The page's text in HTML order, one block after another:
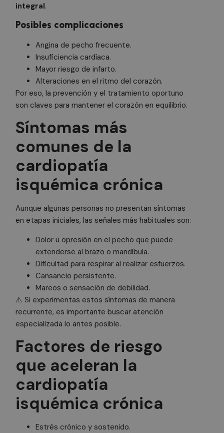
integral.
Posibles complicaciones
Angina de pecho frecuente.
Insuficiencia cardíaca.
Mayor riesgo de infarto.
Alteraciones en el ritmo del corazón.
Por eso, la prevención y el tratamiento oportuno
son claves para mantener el corazón en equilibrio.
Síntomas más
comunes de la
cardiopatía
isquémica crónica
Aunque algunas personas no presentan síntomas
en etapas iniciales, las señales más habituales son:
Dolor u opresión en el pecho que puede
extenderse al brazo o mandíbula.
Dificultad para respirar al realizar esfuerzos.
Cansancio persistente.
Mareos o sensación de debilidad.
⚠️ Si experimentas estos síntomas de manera
recurrente, es importante buscar atención
especializada lo antes posible.
Factores de riesgo
que aceleran la
cardiopatía
isquémica crónica
Estrés crónico y sostenido.